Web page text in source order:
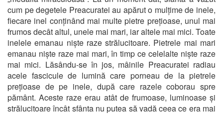
cum pe degetele Preacuratei au apărut o mulțime de inele,
fiecare inel conținând mai multe pietre prețioase, unul mai
frumos decât altul, unele mai mari, iar altele mai mici. Toate
inelele emanau niște raze strălucitoare. Pietrele mai mari
emanau niște raze mai mari, în timp ce celelalte niște raze
mai mici. Lăsându-se în jos, mâinile Preacuratei radiau
acele fascicule de lumină care porneau de la pietrele
prețioase de pe inele, după care razele coborau spre
pământ. Aceste raze erau atât de frumoase, luminoase și
strălucitoare încât sfânta nu putea să vadă ceea ce era mai